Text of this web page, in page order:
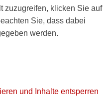
zuzugreifen, klicken Sie auf
Sie, dass dabei
werden.
und Inhalte entsperren